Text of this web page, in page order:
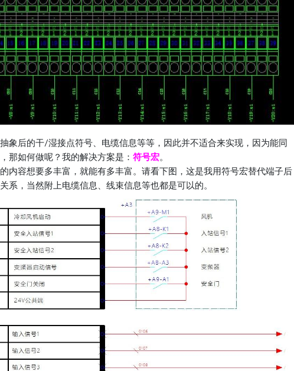
象后的干/湿接点符号、电缆信息等等，因此并不适合来实现，因为能同
那如何做呢？我的解决方案是： 符号宏。
内容想要多丰富，就能有多丰富。请看下图，这是我用符号宏替代端子后
系，当然附上电缆信息、线束信息等也都是可以的。